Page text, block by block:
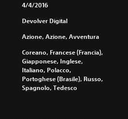
4/4/2016
Devolver Digital
Azione, Azione, Avventura
Coreano, Francese (Francia),
Giapponese, Inglese,
Italiano, Polacco,
Portoghese (Brasile), Russo,
Spagnolo, Tedesco